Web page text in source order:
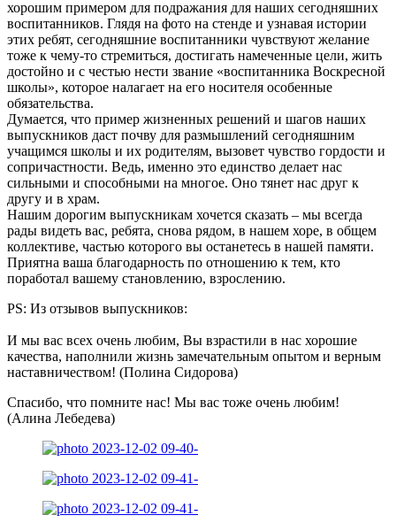
хорошим примером для подражания для наших сегодняшних
воспитанников. Глядя на фото на стенде и узнавая истории
этих ребят, сегодняшние воспитанники чувствуют желание
тоже к чему-то стремиться, достигать намеченные цели, жить
достойно и с честью нести звание «воспитанника Воскресной
школы», которое налагает на его носителя особенные
обязательства.
Думается, что пример жизненных решений и шагов наших
выпускников даст почву для размышлений сегодняшним
учащимся школы и их родителям, вызовет чувство гордости и
сопричастности. Ведь, именно это единство делает нас
сильными и способными на многое. Оно тянет нас друг к
другу и в храм.
Нашим дорогим выпускникам хочется сказать – мы всегда
рады видеть вас, ребята, снова рядом, в нашем хоре, в общем
коллективе, частью которого вы останетесь в нашей памяти.
Приятна ваша благодарность по отношению к тем, кто
поработал вашему становлению, взрослению.
PS: Из отзывов выпускников:
И мы вас всех очень любим, Вы взрастили в нас хорошие
качества, наполнили жизнь замечательным опытом и верным
наставничеством! (Полина Сидорова)
Спасибо, что помните нас! Мы вас тоже очень любим!
(Алина Лебедева)